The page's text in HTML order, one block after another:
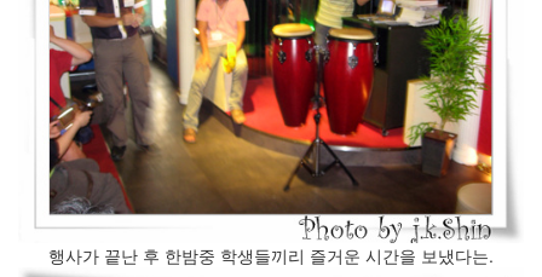
행사가 끝난 후 한밤중 학생들끼리 즐거운 시간을 보냈다는.